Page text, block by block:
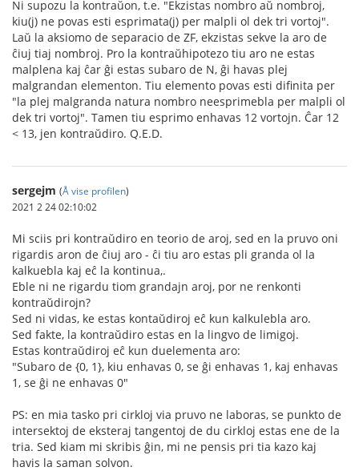
Ni supozu la kontraŭon, t.e. "Ekzistas nombro aŭ nombroj,
kiu(j) ne povas esti esprimata(j) per malpli ol dek tri vortoj".
Laŭ la aksiomo de separacio de ZF, ekzistas sekve la aro de
ĉiuj tiaj nombroj. Pro la kontraŭhipotezo tiu aro ne estas
malplena kaj ĉar ĝi estas subaro de N, ĝi havas plej
malgrandan elementon. Tiu elemento povas esti difinita per
"la plej malgranda natura nombro neesprimebla per malpli ol
dek tri vortoj". Tamen tiu esprimo enhavas 12 vortojn. Ĉar 12
< 13, jen kontraŭdiro. Q.E.D.
sergejm (Å vise profilen)
2021 2 24 02:10:02
Mi sciis pri kontraŭdiro en teorio de aroj, sed en la pruvo oni
rigardis aron de ĉiuj aro - ĉi tiu aro estas pli granda ol la
kalkuebla kaj eĉ la kontinua,.
Eble ni ne rigardu tiom grandajn aroj, por ne renkonti
kontraŭdirojn?
Sed ni vidas, ke estas kontaŭdiroj eĉ kun kalkulebla aro.
Sed fakte, la kontraŭdiro estas en la lingvo de limigoj.
Estas kontraŭdiroj eĉ kun duelementa aro:
"Subaro de {0, 1}, kiu enhavas 0, se ĝi enhavas 1, kaj enhavas
1, se ĝi ne enhavas 0"
PS: en mia tasko pri cirkloj via pruvo ne laboras, se punkto de
intersektoj de eksteraj tangentoj de du cirkloj estas ene de la
tria. Sed kiam mi skribis ĝin, mi ne pensis pri tia kazo kaj
havis la saman solvon.